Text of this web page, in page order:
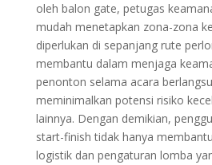
oleh balon gate, petugas
mudah menetapkan zona-zona
diperlukan di sepanjang rute
membantu dalam menjaga
penonton selama acara
meminimalkan potensi risiko
lainnya. Dengan demikian,
start-finish tidak hanya
logistik dan pengaturan lomba